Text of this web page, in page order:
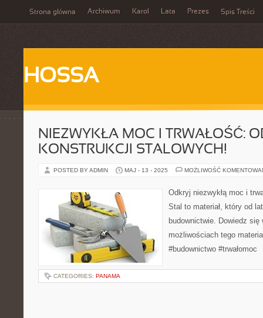
Strona główna Archiwum Karol Lata Prezes Spis Treści
HOSSA
NIEZWYKŁA MOC I TRWAŁOŚĆ:
KONSTRUKCJI STALOWYCH!
POSTED BY ADMIN MAJ - 13 - 2025 MOŻLIWOŚĆ
Odkryj niezwykłą moc i
Stal to materiał, który od
budownictwie. Dowiedz
możliwościach tego
#budownictwo #trwałomoc
CATEGORIES: PANAMA